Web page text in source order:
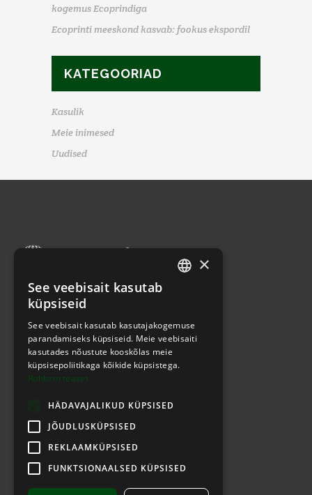
kogemus Ecoprindiga
Ecoprinti meeskond kasvab: fookus ekspordil
KATEGOORIAD
Kasulik
Meie inimesed
Uudised
+372 733 1400|info@ecoprint.ee
×
See veebisait kasutab
küpsiseid
See veebisait kasutab kasutajakogemuse
parandamiseks küpsiseid. Meie veebisaiti
kasutades nõustute kooskõlas meie
küpsisepoliitikaga kõikide küpsistega.
Rohkem teavet
HÄDAVAJALIKUD KÜPSISED
JÕUDLUSKÜPSISED
REKLAAMKÜPSISED
FUNKTSIONAALSED KÜPSISED